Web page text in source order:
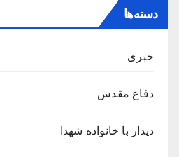
دسته‌ها
خبری
دفاع مقدس
دیدار با خانواده شهدا